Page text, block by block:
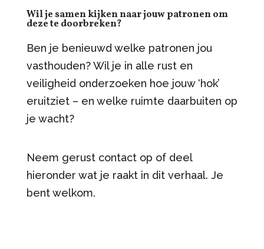
Wil je samen kijken naar jouw patronenom
deze te doorbreken?
Ben je benieuwd welke patronen jou
vasthouden? Wil je in alle rust en
veiligheid onderzoeken hoe jouw ‘hok’
eruitziet – en welke ruimte daarbuiten op
je wacht?
Neem gerust contact op of deel
hieronder wat je raakt in dit verhaal. Je
bent welkom.